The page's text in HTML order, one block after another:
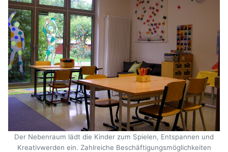
Der Nebenraum lädt die Kinder zum Spielen, Entspannen und
Kreativwerden ein. Zahlreiche Beschäftigungsmöglichkeiten